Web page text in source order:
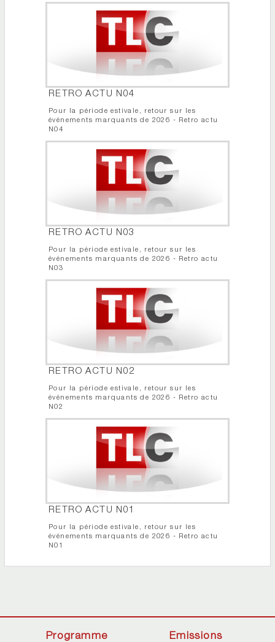
RETRO ACTU N04
Pour la période estivale, retour sur les
événements marquants de 2026 - Retro actu
N04
RETRO ACTU N03
Pour la période estivale, retour sur les
événements marquants de 2026 - Retro actu
N03
RETRO ACTU N02
Pour la période estivale, retour sur les
événements marquants de 2026 - Retro actu
N02
RETRO ACTU N01
Pour la période estivale, retour sur les
événements marquants de 2026 - Retro actu
N01
Programme Emissions